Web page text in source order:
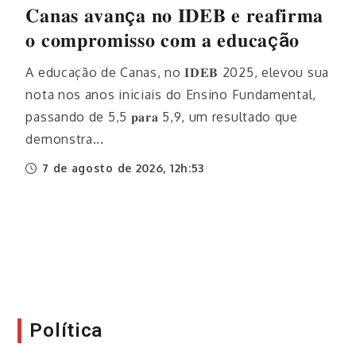
Prefeitura de Guaratinguetá
realiza mais uma edição do
programa “Sábado Saúde”
As Unidades de Saúde dos bairros Tamandaré,
Cohab, Pedregulho, Engenheiro Neiva, Parque
São Francisco e São Manoel, estarão abertas,
das 8h às 12h, neste sábado...
𝐂𝐚𝐧𝐚𝐬 𝐚𝐯𝐚𝐧ç𝐚 𝐧𝐨 𝐈𝐃𝐄𝐁 𝐞 𝐫𝐞𝐚𝐟𝐢𝐫𝐦𝐚
𝐨 𝐜𝐨𝐦𝐩𝐫𝐨𝐦𝐢𝐬𝐬𝐨 𝐜𝐨𝐦 𝐚 𝐞𝐝𝐮𝐜𝐚çã𝐨
A educação de Canas, no 𝐈𝐃𝐄𝐁 2025, elevou sua
nota nos anos iniciais do Ensino Fundamental,
passando de 5,5 𝐩𝐚𝐫𝐚 5,9, um resultado que
demonstra...
7 de agosto de 2026, 12h:53
Sem categoria
Prefeitura de Lorena alerta sobre
golpes e esclarece sobre os
atendimentos do Cadastro Único
esclarecimentos importantes à população sobre
Política